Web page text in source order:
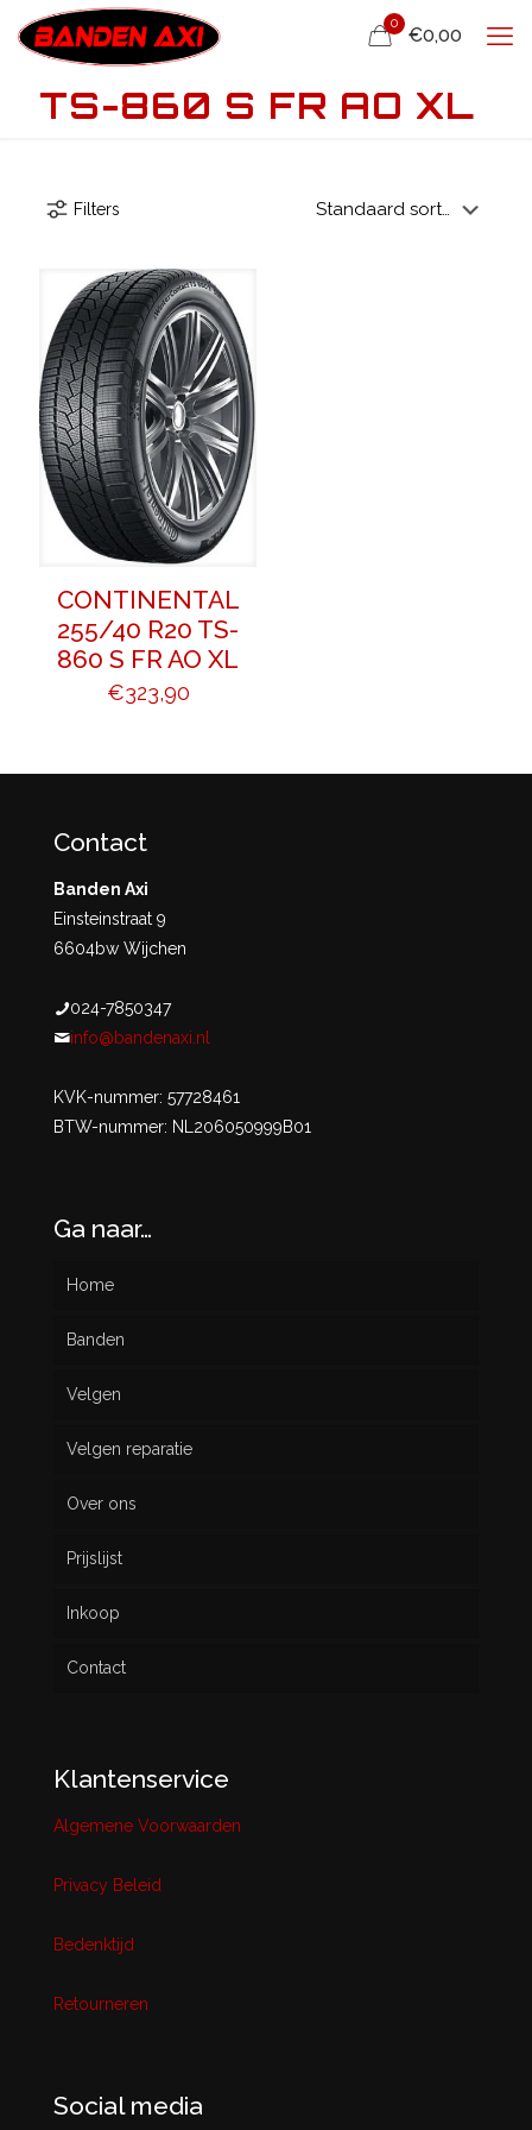
0
€0,00
TS-860 S FR AO XL
Filters
CONTINENTAL
255/40 R20 TS-
860 S FR AO XL
€323,90
Contact
Banden Axi
Einsteinstraat 9
6604bw Wijchen
024-7850347
info@bandenaxi.nl
KVK-nummer: 57728461
BTW-nummer: NL206050999B01
Ga naar…
Home
Banden
Nieuw
Gebruikt
Velgen
Velgen reparatie
Over ons
Prijslijst
Inkoop
Contact
Klantenservice
Algemene Voorwaarden
Privacy Beleid
Bedenktijd
Retourneren
Social media